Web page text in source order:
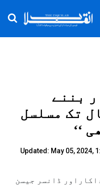
بننے
۳؍ سال تک مسلسل
‘‘
Updated: May 05, 2024,
ڈانسر جیسن